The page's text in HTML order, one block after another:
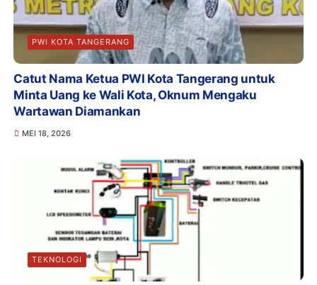
PWI KOTA TANGERANG
Catut Nama Ketua PWI Kota Tangerang untuk
Minta Uang ke Wali Kota, Oknum Mengaku
Wartawan Diamankan
MEI 18, 2026
TEKNOLOGI